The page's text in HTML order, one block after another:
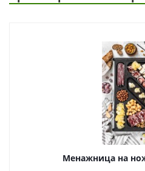
Менажница на